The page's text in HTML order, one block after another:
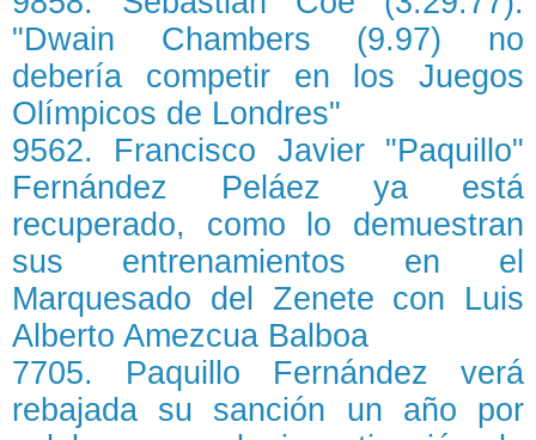
"Dwain Chambers (9.97) no
debería competir en los Juegos
Olímpicos de Londres"
9562. Francisco Javier "Paquillo"
Fernández Peláez ya está
recuperado, como lo demuestran
sus entrenamientos en el
Marquesado del Zenete con Luis
Alberto Amezcua Balboa
7705. Paquillo Fernández verá
rebajada su sanción un año por